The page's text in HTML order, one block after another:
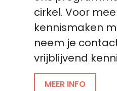
cirkel. Voor
kennismaken
neem je
vrijblijvend
MEER INFO